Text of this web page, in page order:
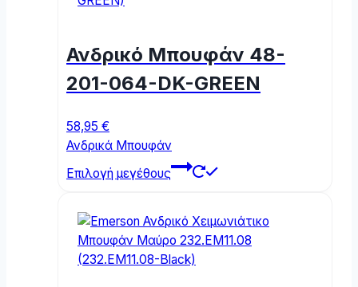
Ανδρικό Μπουφάν 48-
201-064-DK-GREEN
58,95 €
Ανδρικά Μπουφάν
Επιλογή μεγέθους
multiple
variants.